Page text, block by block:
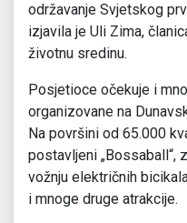
održavanje Svjetskog
izjavila je Uli Zima,
životnu sredinu.
Posjetioce očekuje i
organizovane na
Na površini od 65.000
postavljeni „Bossaball“,
vožnju električnih
i mnoge druge atrakcije.